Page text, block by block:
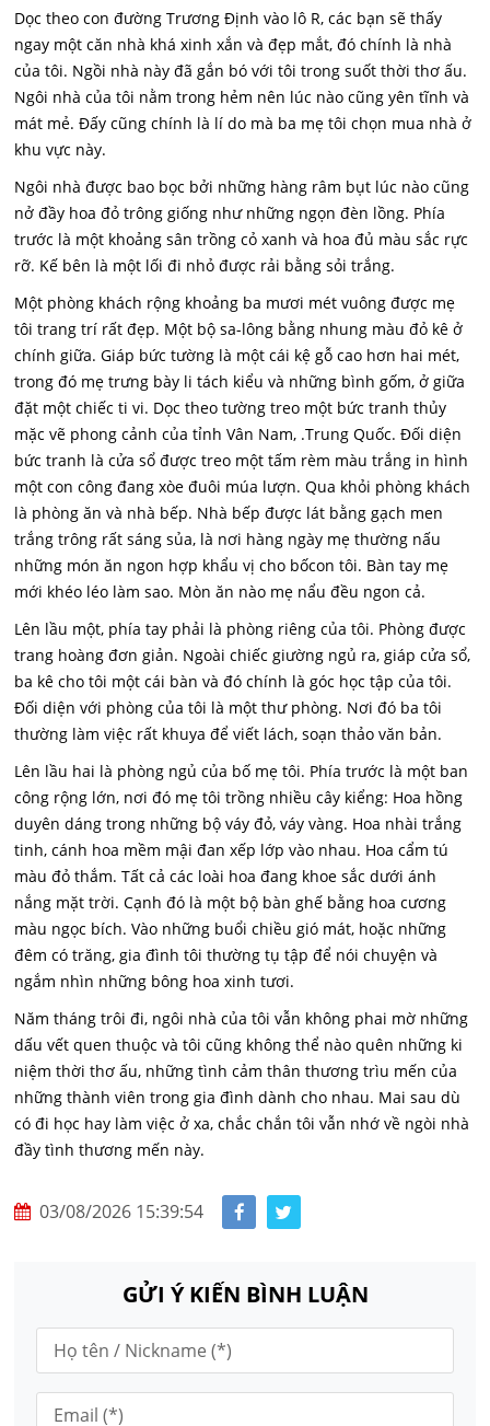
Dọc theo con đường Trương Định vào lô R, các bạn sẽ thấy
ngay một căn nhà khá xinh xắn và đẹp mắt, đó chính là nhà
của tôi. Ngồi nhà này đã gắn bó với tôi trong suốt thời thơ ấu.
Ngôi nhà của tôi nằm trong hẻm nên lúc nào cũng yên tĩnh và
mát mẻ. Đấy cũng chính là lí do mà ba mẹ tôi chọn mua nhà ở
khu vực này.
Ngôi nhà được bao bọc bởi những hàng râm bụt lúc nào cũng
nở đầy hoa đỏ trông giống như những ngọn đèn lồng. Phía
trước là một khoảng sân trồng cỏ xanh và hoa đủ màu sắc rực
rỡ. Kế bên là một lối đi nhỏ được rải bằng sỏi trắng.
Một phòng khách rộng khoảng ba mươi mét vuông được mẹ
tôi trang trí rất đẹp. Một bộ sa-lông bằng nhung màu đỏ kê ở
chính giữa. Giáp bức tường là một cái kệ gỗ cao hơn hai mét,
trong đó mẹ trưng bày li tách kiểu và những bình gốm, ở giữa
đặt một chiếc ti vi. Dọc theo tường treo một bức tranh thủy
mặc vẽ phong cảnh của tỉnh Vân Nam, .Trung Quốc. Đối diện
bức tranh là cửa sổ được treo một tấm rèm màu trắng in hình
một con công đang xòe đuôi múa lượn. Qua khỏi phòng khách
là phòng ăn và nhà bếp. Nhà bếp được lát bằng gạch men
trắng trông rất sáng sủa, là nơi hàng ngày mẹ thường nấu
những món ăn ngon hợp khẩu vị cho bốcon tôi. Bàn tay mẹ
mới khéo léo làm sao. Mòn ăn nào mẹ nẩu đều ngon cả.
Lên lầu một, phía tay phải là phòng riêng của tôi. Phòng được
trang hoàng đơn giản. Ngoài chiếc giường ngủ ra, giáp cửa sổ,
ba kê cho tôi một cái bàn và đó chính là góc học tập của tôi.
Đối diện với phòng của tôi là một thư phòng. Nơi đó ba tôi
thường làm việc rất khuya để viết lách, soạn thảo văn bản.
Lên lầu hai là phòng ngủ của bố mẹ tôi. Phía trước là một ban
công rộng lớn, nơi đó mẹ tôi trồng nhiều cây kiểng: Hoa hồng
duyên dáng trong những bộ váy đỏ, váy vàng. Hoa nhài trắng
tinh, cánh hoa mềm mậi đan xếp lớp vào nhau. Hoa cẩm tú
màu đỏ thắm. Tất cả các loài hoa đang khoe sắc dưới ánh
nắng mặt trời. Cạnh đó là một bộ bàn ghế bằng hoa cương
màu ngọc bích. Vào những buổi chiều gió mát, hoặc những
đêm có trăng, gia đình tôi thường tụ tập để nói chuyện và
ngắm nhìn những bông hoa xinh tươi.
Năm tháng trôi đi, ngôi nhà của tôi vẫn không phai mờ những
dấu vết quen thuộc và tôi cũng không thể nào quên những ki
niệm thời thơ ấu, những tình cảm thân thương trìu mến của
những thành viên trong gia đình dành cho nhau. Mai sau dù
có đi học hay làm việc ở xa, chắc chắn tôi vẫn nhớ về ngòi nhà
đầy tình thương mến này.
03/08/2026 15:39:54
GỬI Ý KIẾN BÌNH LUẬN